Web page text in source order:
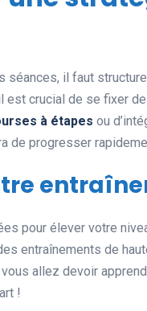
séances, il faut
est crucial de se fixer
à étapes ou
de progresser
pour élever votre
entraînements de
allez devoir
!